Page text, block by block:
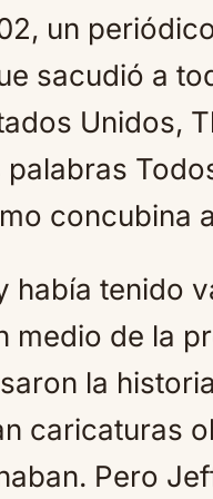
un
sacudió a
Unidos,
concubina
había tenido
medio de la
la
caricaturas
Pero